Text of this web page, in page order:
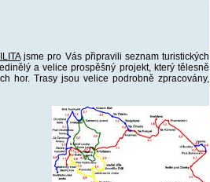
jsme pro Vás připravili seznam turistických
a velice prospěšný projekt, který tělesně
hor. Trasy jsou velice podrobně zpracovány,